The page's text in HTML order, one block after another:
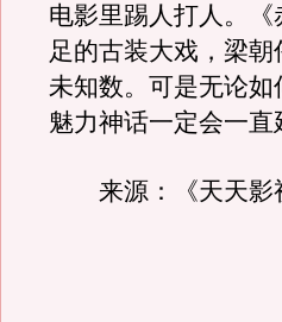
电影里踢人打人。
足的古装大戏，梁
未知数。可是无论
魅力神话一定会一直
来源：《天天影